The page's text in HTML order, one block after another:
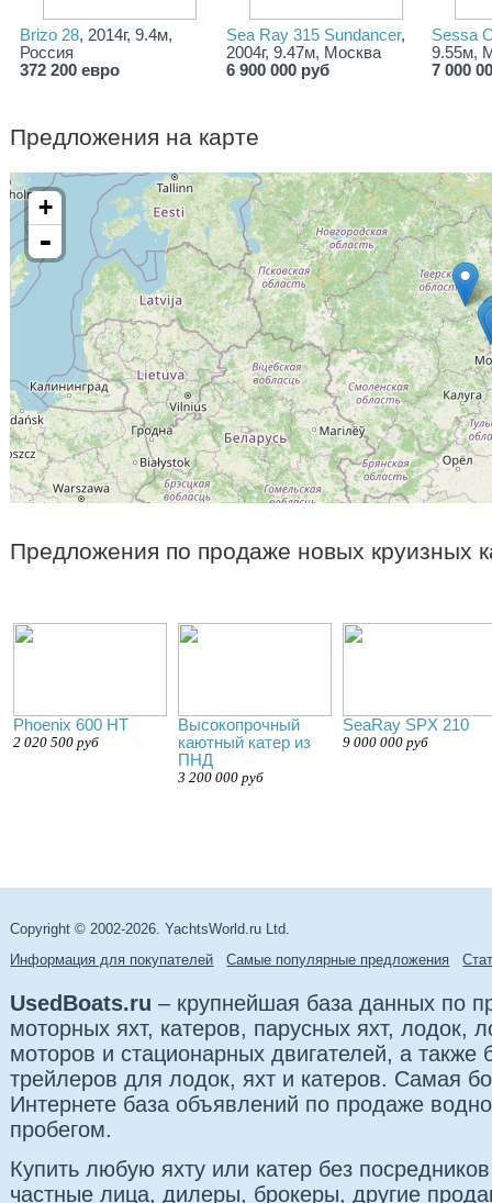
Brizo 28, 2014г, 9.4м,
Россия
372 200 евро
Sea Ray 315 Sundancer,
2004г, 9.47м, Москва
6 900 000 руб
Sessa
9.55м,
7 000
Предложения на карте
+
-
Предложения по продаже новых круизных
Phoenix 600 HT
2 020 500 руб
Высокопрочный
каютный катер из
ПНД
3 200 000 руб
SeaRay SPX 210
9 000 000 руб
Copyright © 2002-2026. YachtsWorld.ru Ltd.
Информация для покупателей
Самые популярные предложения
UsedBoats.ru – крупнейшая база данных по
моторных яхт, катеров, парусных яхт, лодок,
моторов и стационарных двигателей, а также
трейлеров для лодок, яхт и катеров. Самая
Интернете база объявлений по продаже
пробегом.
Купить любую яхту или катер без
частные лица, дилеры, брокеры, другие